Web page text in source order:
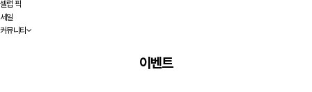
셀럽 픽
세일
커뮤니티
이벤트